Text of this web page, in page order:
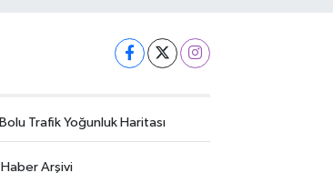
Bolu Trafik Yoğunluk Haritası
Haber Arşivi